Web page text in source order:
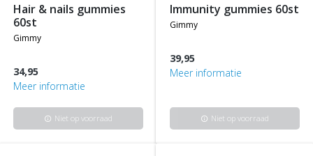
hair & nails gummies
60st
gimmy
34,95
Meer informatie
info Niet op voorraad
immunity gummies 60st
gimmy
39,95
Meer informatie
info Niet op voorraad